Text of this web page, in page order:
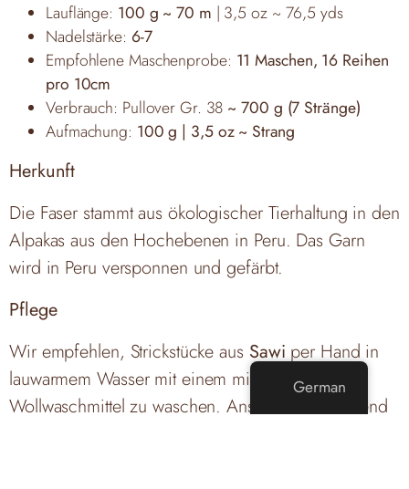
Lauflänge: 100 g ~ 70 m | 3,5 oz ~ 76,5 yds
Nadelstärke: 6-7
Empfohlene Maschenprobe: 11 Maschen, 16 Reihen
pro 10cm
Verbrauch: Pullover Gr. 38 ~ 700 g (7 Stränge)
Aufmachung: 100 g | 3,5 oz ~ Strang
Herkunft
Die Faser stammt aus ökologischer Tierhaltung in den
Alpakas aus den Hochebenen in Peru. Das Garn
wird in Peru versponnen und gefärbt.
Pflege
Wir empfehlen, Strickstücke aus Sawi per Hand in
lauwarmem Wasser mit einem milden
Wollwaschmittel zu waschen. Anschließend liegend
German